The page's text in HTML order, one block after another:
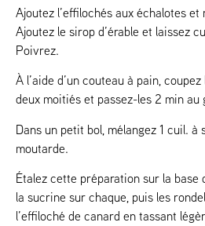
Ajoutez l’effilochés aux échalotes et
Ajoutez le sirop d’érable et laissez
Poivrez.
À l’aide d’un couteau à pain,
deux moitiés et passez-les 2 min au
Dans un petit bol, mélangez 1 cuil. à
moutarde.
Étalez cette préparation sur la base
la sucrine sur chaque, puis les
l’effiloché de canard en tassant